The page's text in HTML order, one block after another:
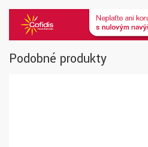
Podobné produkty